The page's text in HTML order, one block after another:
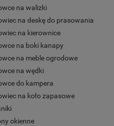
na walizki
na deskę do prasowania
na kierownice
na boki kanapy
na meble ogrodowe
na wędki
do kampera
na koło zapasowe
okienne